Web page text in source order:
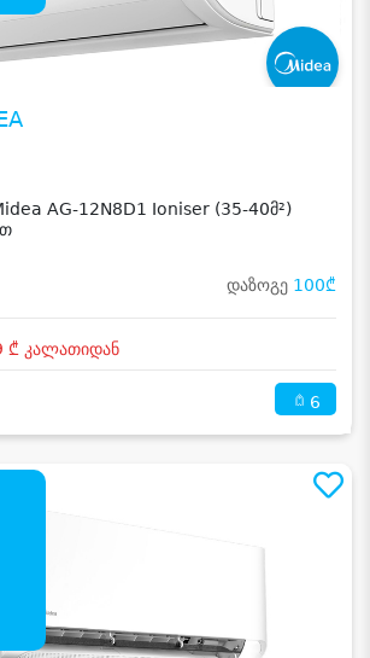
AG-12N8D1 Ioniser (35-40მ²)
დაზოგე 100₾
₾ კალათიდან
6